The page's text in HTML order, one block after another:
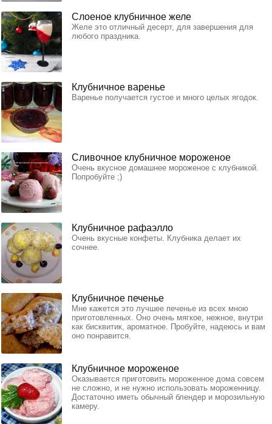
Слоеное клубничное желе
Желе это отличный десерт, для завершения для
любого праздника.
Клубничное варенье
Варенье получается густое и много целых ягодок.
Сливочное клубничное мороженое
Очень вкусное домашнее мороженое с клубникой.
Попробуйте ;)
Клубничное рафаэлло
Очень вкусные конфеты. Клубника делает их
сочнее.
Клубничное печенье
Мне кажется это лучшее печенье из всех мною
приготовленных. Оно очень мягкое, нежное, внутри
как бисквитик, ароматное. Пробуйте, надеюсь и вам
оно понравится.
Клубничное мороженое
Оказывается приготовить мороженное дома совсем
не сложно, и не нужно использовать мороженницу.
Достаточно иметь обычный блендер и морозильную
камеру.